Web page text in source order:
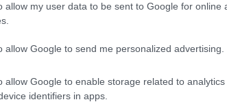
allow my user data to be sent to Google for online
allow Google to send me personalized advertising.
allow Google to enable storage related to
identifiers in apps.
16:01
miatt a vállalat eddig visszatartotta a Profilok
és Galaxy mobilok kiváltsága
Messages alkalmazásban